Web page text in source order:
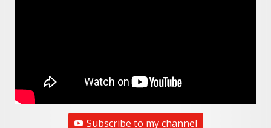
Subscribe to my channel